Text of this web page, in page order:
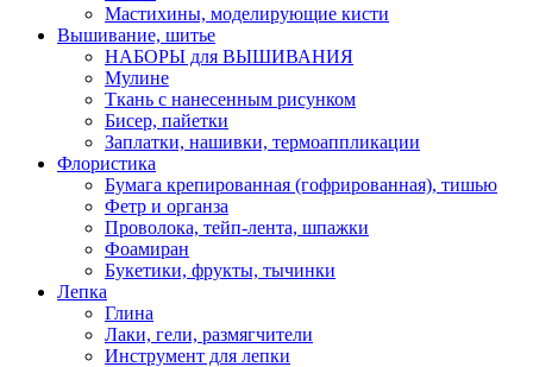
Мастихины, моделирующие кисти
Вышивание, шитье
НАБОРЫ для ВЫШИВАНИЯ
Мулине
Ткань с нанесенным рисунком
Бисер, пайетки
Заплатки, нашивки, термоаппликации
Флористика
Бумага крепированная (гофрированная), тишью
Фетр и органза
Проволока, тейп-лента, шпажки
Фоамиран
Букетики, фрукты, тычинки
Лепка
Глина
Лаки, гели, размягчители
Инструмент для лепки